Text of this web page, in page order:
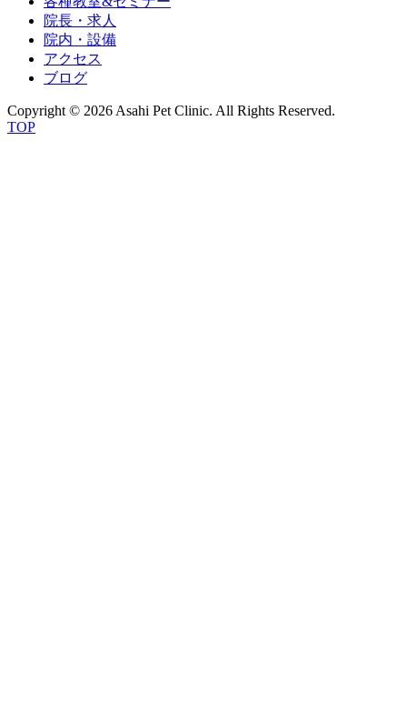
院長・求人
院内・設備
アクセス
ブログ
Copyright © 2026 Asahi Pet Clinic. All Rights Reserved.
TOP